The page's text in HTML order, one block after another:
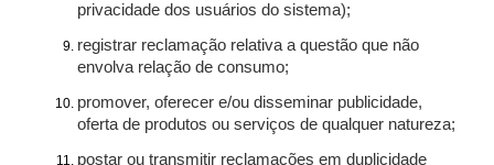
privacidade dos usuários do sistema);
registrar reclamação relativa a questão que não
envolva relação de consumo;
promover, oferecer e/ou disseminar publicidade,
oferta de produtos ou serviços de qualquer natureza;
postar ou transmitir reclamações em duplicidade